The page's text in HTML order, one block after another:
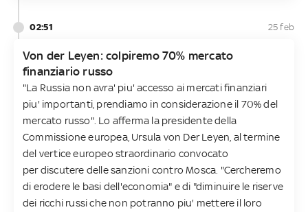
02:51 25 feb
Von der Leyen: colpiremo 70% mercato
finanziario russo
"La Russia non avra' piu' accesso ai mercati finanziari
piu' importanti, prendiamo in considerazione il 70% del
mercato russo". Lo afferma la presidente della
Commissione europea, Ursula von Der Leyen, al termine
del vertice europeo straordinario convocato
per discutere delle sanzioni contro Mosca. "Cercheremo
di erodere le basi dell'economia" e di "diminuire le riserve
dei ricchi russi che non potranno piu' mettere il loro